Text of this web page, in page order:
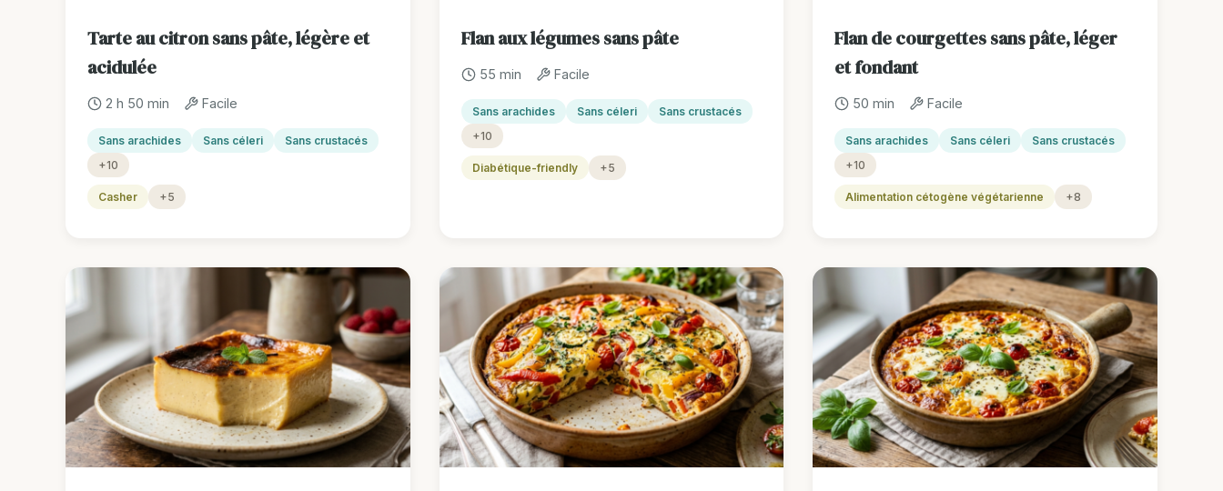
Tarte au citron sans pâte, légère et
acidulée
2 h 50 min Facile
Sans arachides Sans céleri
Sans crustacés
+10
Casher +5
Flan aux légumes sans pâte
55 min Facile
Sans arachides Sans céleri
Sans crustacés
+10
Diabétique-friendly +5
Flan de courgettes sans pâte, léger
et fondant
50 min Facile
Sans arachides Sans céleri
Sans crustacés
+10
Alimentation cétogène végétarienne +8